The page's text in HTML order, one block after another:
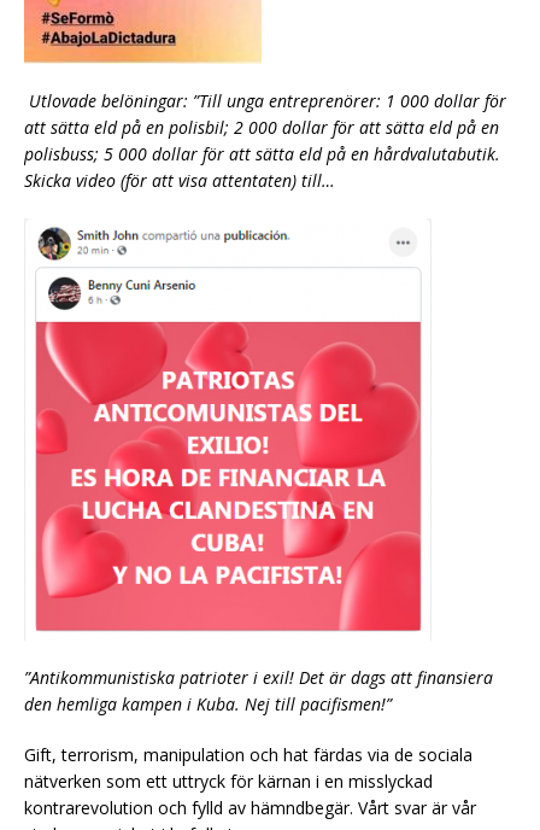
Utlovade belöningar: ”Till unga entreprenörer: 1 000 dollar för
att sätta eld på en polisbil; 2 000 dollar för att sätta eld på en
polisbuss; 5 000 dollar för att sätta eld på en hårdvalutabutik.
Skicka video (för att visa attentaten) till…
”Antikommunistiska patrioter i exil! Det är dags att finansiera
den hemliga kampen i Kuba. Nej till pacifismen!”
Gift, terrorism, manipulation och hat färdas via de sociala
nätverken som ett uttryck för kärnan i en misslyckad
kontrarevolution och fylld av hämndbegär. Vårt svar är vår